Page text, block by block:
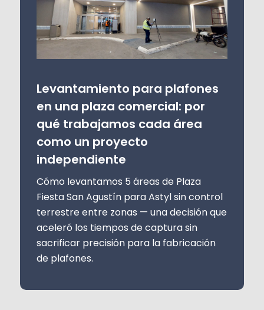
Levantamiento para plafones
en una plaza comercial: por
qué trabajamos cada área
como un proyecto
independiente
Cómo levantamos 5 áreas de Plaza
Fiesta San Agustín para Astyl sin control
terrestre entre zonas — una decisión que
aceleró los tiempos de captura sin
sacrificar precisión para la fabricación
de plafones.